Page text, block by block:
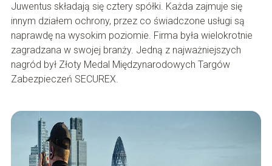
Juwentus składają się cztery spółki. Każda zajmuje się
innym działem ochrony, przez co świadczone usługi są
naprawdę na wysokim poziomie. Firma była wielokrotnie
zagradzana w swojej branży. Jedną z najważniejszych
nagród był Złoty Medal Międzynarodowych Targów
Zabezpieczeń SECUREX.